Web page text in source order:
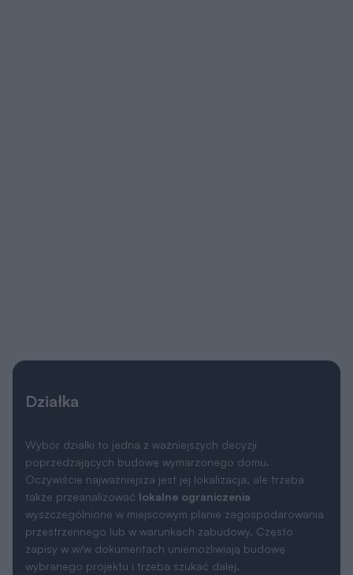
Działka
Wybór działki to jedna z ważniejszych decyzji
poprzedzających budowę wymarzonego domu.
Oczywiście najważniejsza jest jej lokalizacja, ale trzeba
także przeanalizować lokalne ograniczenia
wyszczególnione w miejscowym planie zagospodarowania
przestrzennego lub w warunkach zabudowy. Często
zapisy w w/w dokumentach uniemożliwiają budowę
wybranego projektu i trzeba szukać dalej.